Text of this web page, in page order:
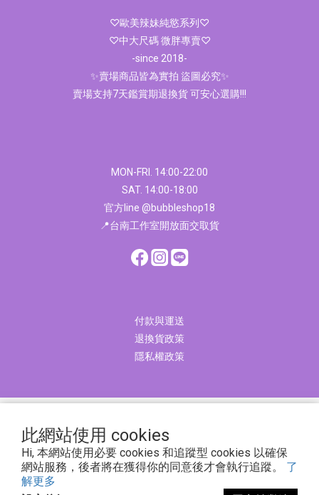
此網站使用 cookies
Hi, 本網站使用必要 cookies 和追蹤型 cookies 以確保
網站服務，後者將在獲得你的同意後才會執行追蹤。 了
解更多
♡歐美辣妹純慾系列♡
♡中大尺碼 微胖專賣♡
-since 2018-
✨賣場商品皆為實拍 盜圖必究✨
賣場支持7天鑑賞期退換貨 可安心選購!!!
MON-FRI. 14:00-22:00
SAT. 14:00-18:00
官方line @bubbleshop18
📍台南工作室開放面交取貨
付款與運送
退換貨政策
隱私權政策
bubbleshop1818@gmail.com
拔波工作室/統編85915259
臺南市東區泉南里府東街203號5樓之3